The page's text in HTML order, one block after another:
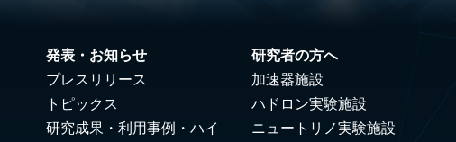
発表・お知らせ
プレスリリース
トピックス
研究成果・利用事例・ハイ
研究者の方へ
加速器施設
ハドロン実験施設
ニュートリノ実験施設